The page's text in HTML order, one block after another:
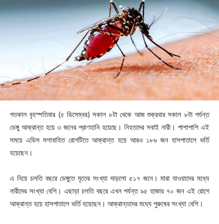
গতকাল বৃহস্পতিবার (৫ ডিসেম্বর) সকাল ৮টা থেকে আজ শুক্রবার সকাল ৮টা পর্যন্ত
ডেঙ্গু আক্রান্ত হয়ে ৩ জনের প্রাণহানি হয়েছে। নিহতদের সবাই নারী। পাশাপাশি এই
সময়ে এডিস মশাবাহিত রোগটিতে আক্রান্ত হয়ে আরও ১৮৬ জন হাসপাতালে ভর্তি
হয়েছেন।
এ নিয়ে চলতি বছরে ডেঙ্গুতে মৃতের সংখ্যা দাড়লো ৫১৭ জনে। মারা যাওয়াদের মধ্যে
নারীদের সংখ্যা বেশি। এছাড়া চলতি বছরে এখন পর্যন্ত ৯৫ হাজার ৭০ জন এই রোগে
আক্রান্ত হয়ে হাসপাতালে ভর্তি হয়েছেন। আক্রান্তদের মধ্যে পুরুষের সংখ্যা বেশি।